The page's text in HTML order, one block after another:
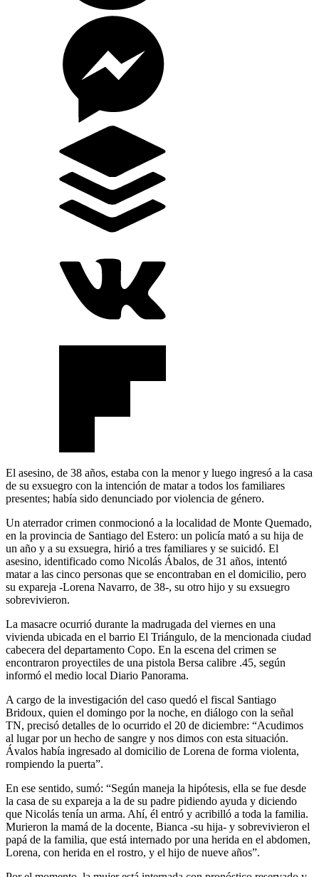
El asesino, de 38 años, estaba con la menor y luego ingresó a la casa
de su exsuegro con la intención de matar a todos los familiares
presentes; había sido denunciado por violencia de género.
Un aterrador crimen conmocionó a la localidad de Monte Quemado,
en la provincia de Santiago del Estero: un policía mató a su hija de
un año y a su exsuegra, hirió a tres familiares y se suicidó. El
asesino, identificado como Nicolás Ábalos, de 31 años, intentó
matar a las cinco personas que se encontraban en el domicilio, pero
su expareja -Lorena Navarro, de 38-, su otro hijo y su exsuegro
sobrevivieron.
La masacre ocurrió durante la madrugada del viernes en una
vivienda ubicada en el barrio El Triángulo, de la mencionada ciudad
cabecera del departamento Copo. En la escena del crimen se
encontraron proyectiles de una pistola Bersa calibre .45, según
informó el medio local Diario Panorama.
A cargo de la investigación del caso quedó el fiscal Santiago
Bridoux, quien el domingo por la noche, en diálogo con la señal
TN, precisó detalles de lo ocurrido el 20 de diciembre: “Acudimos
al lugar por un hecho de sangre y nos dimos con esta situación.
Ávalos había ingresado al domicilio de Lorena de forma violenta,
rompiendo la puerta”.
En ese sentido, sumó: “Según maneja la hipótesis, ella se fue desde
la casa de su expareja a la de su padre pidiendo ayuda y diciendo
que Nicolás tenía un arma. Ahí, él entró y acribilló a toda la familia.
Murieron la mamá de la docente, Bianca -su hija- y sobrevivieron el
papá de la familia, que está internado por una herida en el abdomen,
Lorena, con herida en el rostro, y el hijo de nueve años”.